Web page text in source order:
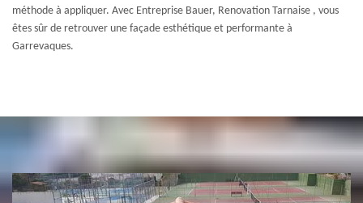
méthode à appliquer. Avec Entreprise Bauer, Renovation Tarnaise , vous
êtes sûr de retrouver une façade esthétique et performante à
Garrevaques.